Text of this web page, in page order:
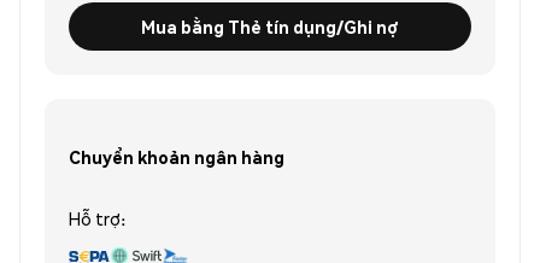
Mua bằng Thẻ tín dụng/Ghi nợ
Chuyển khoản ngân hàng
Hỗ trợ: